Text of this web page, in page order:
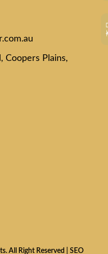
Coopers Plains,
All Right Reserved | SEO